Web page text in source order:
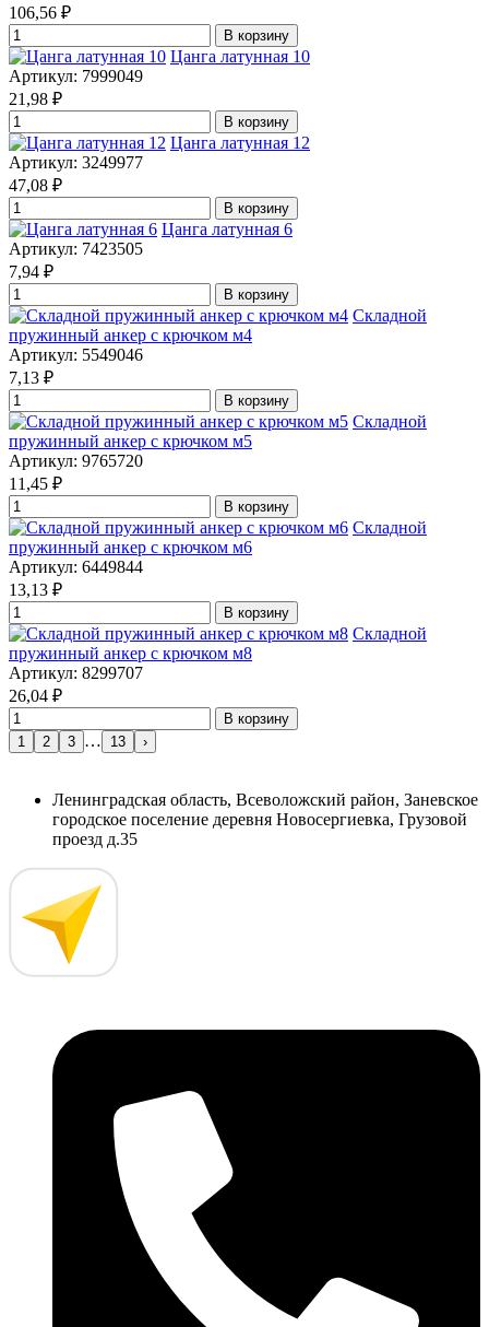
106,56 ₽
В корзину
Цанга латунная 10
Артикул: 7999049
21,98 ₽
В корзину
Цанга латунная 12
Артикул: 3249977
47,08 ₽
В корзину
Цанга латунная 6
Артикул: 7423505
7,94 ₽
В корзину
Складной
пружинный анкер с крючком м4
Артикул: 5549046
7,13 ₽
В корзину
Складной
пружинный анкер с крючком м5
Артикул: 9765720
11,45 ₽
В корзину
Складной
пружинный анкер с крючком м6
Артикул: 6449844
13,13 ₽
В корзину
Складной
пружинный анкер с крючком м8
Артикул: 8299707
26,04 ₽
В корзину
1
2 3 … 13 ›
Ленинградская область, Всеволожский район, Заневское
городское поселение деревня Новосергиевка, Грузовой
проезд д.35